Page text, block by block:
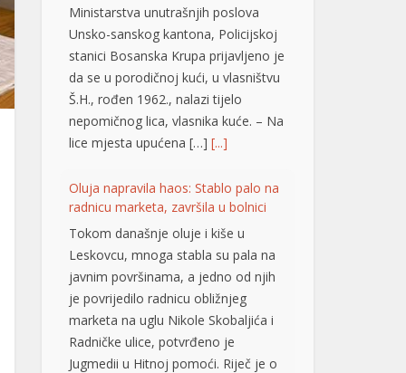
Ministarstva unutrašnjih poslova
Unsko-sanskog kantona, Policijskoj
stanici Bosanska Krupa prijavljeno je
da se u porodičnoj kući, u vlasništvu
Š.H., rođen 1962., nalazi tijelo
nepomičnog lica, vlasnika kuće. – Na
lice mjesta upućena […] [...]
Oluja napravila haos: Stablo palo na
radnicu marketa, završila u bolnici
Tokom današnje oluje i kiše u
Leskovcu, mnoga stabla su pala na
javnim površinama, a jedno od njih
je povrijedilo radnicu obližnjeg
marketa na uglu Nikole Skobaljića i
Radničke ulice, potvrđeno je
Jugmedii u Hitnoj pomoći. Riječ je o